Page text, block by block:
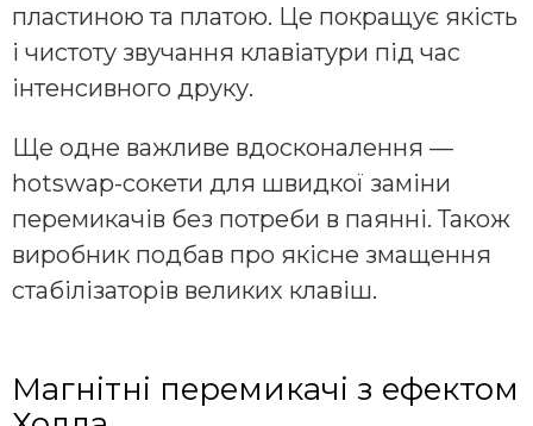
пластиною та платою. Це покращує якість
і чистоту звучання клавіатури під час
інтенсивного друку.
Ще одне важливе вдосконалення —
hotswap-сокети для швидкої заміни
перемикачів без потреби в паянні. Також
виробник подбав про якісне змащення
стабілізаторів великих клавіш.
Магнітні перемикачі з ефектом